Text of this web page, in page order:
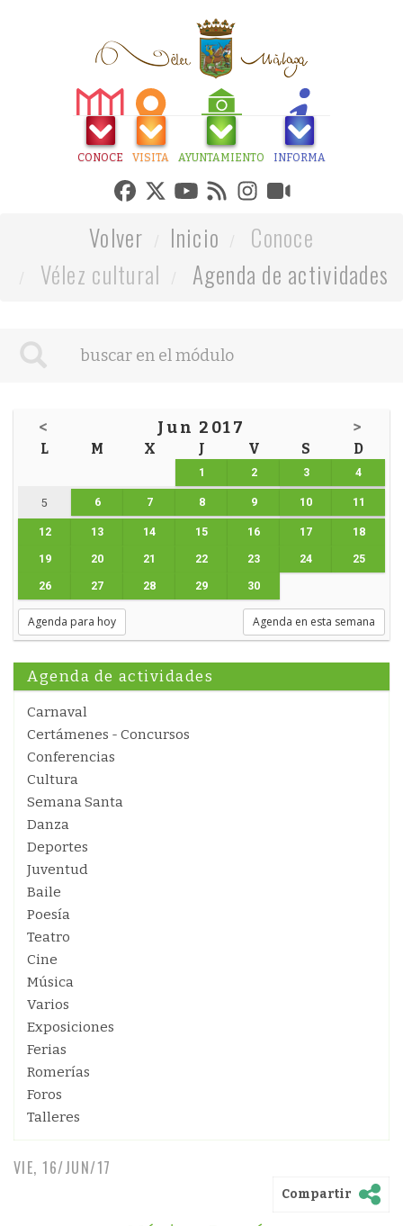
CONOCE VISITA AYUNTAMIENTO INFORMA
Volver Inicio
Conoce
Vélez cultural
Agenda de actividades
< Jun 2017 >
L M X J V S D
1 2 3 4
5 6 7 8 9 10 11
12 13 14 15 16 17 18
19 20 21 22 23 24 25
26 27 28 29 30
Agenda para hoy Agenda en esta semana
Agenda de actividades
Carnaval
Certámenes - Concursos
Conferencias
Cultura
Semana Santa
Danza
Deportes
Juventud
Baile
Poesía
Teatro
Cine
Música
Varios
Exposiciones
Ferias
Romerías
Foros
Talleres
VIE, 16/JUN/17
Compartir